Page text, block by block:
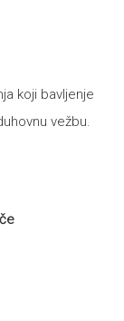
koji bavljenje
vežbu.